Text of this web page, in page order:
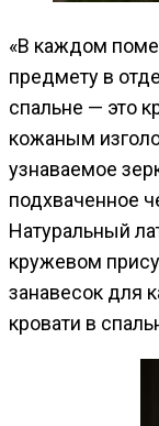
«В каждом
предмету в
спальне — это
кожаным
узнаваемое
подхваченное
Натуральный
кружевом
занавесок для
кровати в